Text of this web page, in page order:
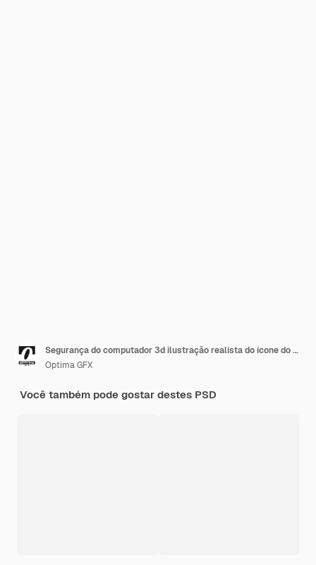
Segurança do computador 3d ilustração realista do ícone do vetor de design de objetos
Optima GFX
Você também pode gostar destes PSD